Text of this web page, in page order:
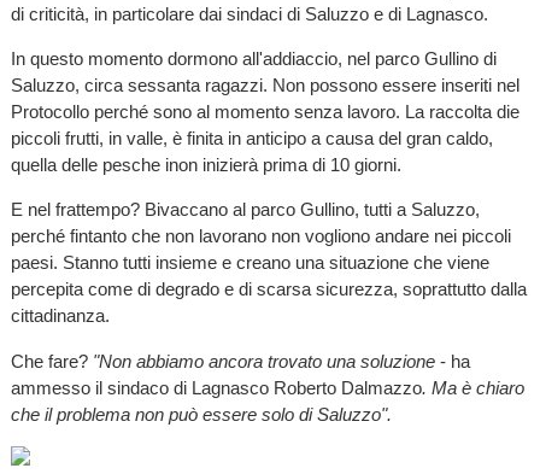
di criticità, in particolare dai sindaci di Saluzzo e di Lagnasco.
In questo momento dormono all'addiaccio, nel parco Gullino di
Saluzzo, circa sessanta ragazzi. Non possono essere inseriti nel
Protocollo perché sono al momento senza lavoro. La raccolta die
piccoli frutti, in valle, è finita in anticipo a causa del gran caldo,
quella delle pesche inon inizierà prima di 10 giorni.
E nel frattempo? Bivaccano al parco Gullino, tutti a Saluzzo,
perché fintanto che non lavorano non vogliono andare nei piccoli
paesi. Stanno tutti insieme e creano una situazione che viene
percepita come di degrado e di scarsa sicurezza, soprattutto dalla
cittadinanza.
Che fare? "Non abbiamo ancora trovato una soluzione- ha
ammesso il sindaco di Lagnasco Roberto Dalmazzo. Ma è chiaro
che il problema non può essere solo di Saluzzo".